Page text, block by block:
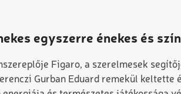
egyszerre énekes és
Figaro, a szerelmesek
Gurban Eduard remekül